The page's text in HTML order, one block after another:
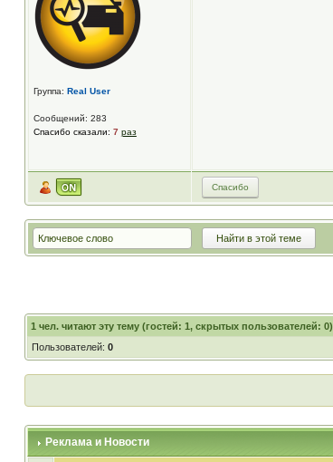
Группа: Real User
Сообщений: 283
Спасибо сказали: 7 раз
Спасибо
1 чел. читают эту тему (гостей: 1, скрытых пользователей: 0)
Пользователей: 0
Реклама и Новости